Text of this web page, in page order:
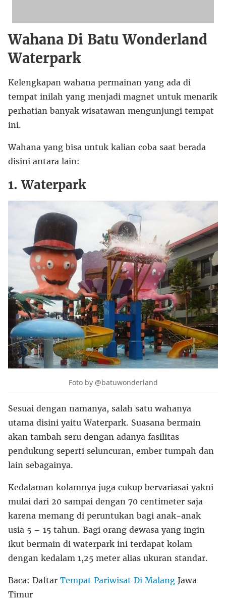
Wahana Di Batu Wonderland
Waterpark
Kelengkapan wahana permainan yang ada di
tempat inilah yang menjadi magnet untuk menarik
perhatian banyak wisatawan mengunjungi tempat
ini.
Wahana yang bisa untuk kalian coba saat berada
disini antara lain:
1. Waterpark
Foto by @batuwonderland
Sesuai dengan namanya, salah satu wahanya
utama disini yaitu Waterpark. Suasana bermain
akan tambah seru dengan adanya fasilitas
pendukung seperti seluncuran, ember tumpah dan
lain sebagainya.
Kedalaman kolamnya juga cukup bervariasai yakni
mulai dari 20 sampai dengan 70 centimeter saja
karena memang di peruntukan bagi anak-anak
usia 5 – 15 tahun. Bagi orang dewasa yang ingin
ikut bermain di waterpark ini terdapat kolam
dengan kedalam 1,25 meter alias ukuran standar.
Baca: Daftar Tempat Pariwisat Di Malang Jawa
Timur